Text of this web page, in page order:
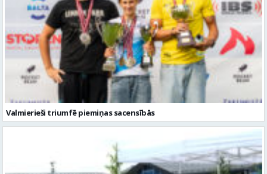
Valmierieši triumfē piemiņas sacensībās